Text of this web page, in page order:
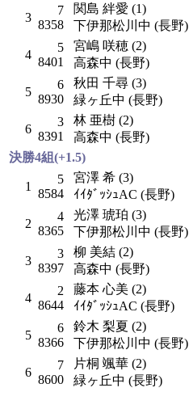
3
7
8358
関島 絆愛 (1)
下伊那松川中 (長野)
4
5
8401
宮嶋 咲穂 (2)
高森中 (長野)
5
6
8930
秋田 千尋 (3)
緑ヶ丘中 (長野)
6
3
8391
林 亜樹 (2)
高森中 (長野)
決勝4組(+1.5)
1
5
8584
宮澤 希 (3)
ｲｲﾀﾞｯｼｭAC (長野)
2
4
8365
光澤 琥珀 (3)
下伊那松川中 (長野)
3
3
8397
柳 美結 (2)
高森中 (長野)
4
2
8644
藤本 心美 (2)
ｲｲﾀﾞｯｼｭAC (長野)
5
6
8366
鈴木 梨夏 (2)
下伊那松川中 (長野)
6
7
8600
片桐 颯華 (2)
緑ヶ丘中 (長野)